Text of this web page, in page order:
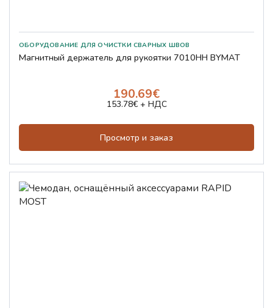
Магнитный держатель для рукоятки 7010HH BYMAT
190.69€
153.78€ + НДС
Просмотр и заказ